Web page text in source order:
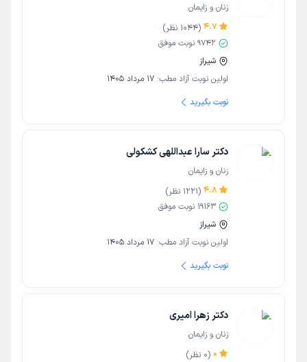
زنان و زایمان
4.7
(
1044 نظر)
9742 نوبت موفق
شیراز
اولین نوبت آزاد مطب: 17 مرداد 1405
نوبت بگیرید
دکتر سارا عبداللهی کشکولی
زنان و زایمان
4.8
(
1221 نظر)
19163 نوبت موفق
شیراز
اولین نوبت آزاد مطب: 17 مرداد 1405
نوبت بگیرید
دکتر زهرا امیری
زنان و زایمان
0
(
0 نظر)